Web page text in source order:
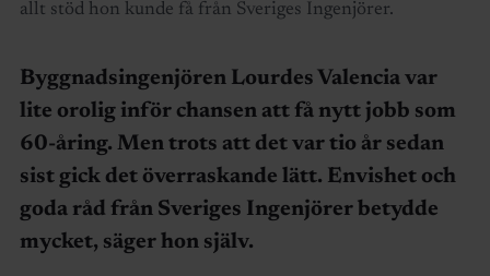
allt stöd hon kunde få från Sveriges Ingenjörer.
Byggnadsingenjören Lourdes Valencia var
lite orolig inför chansen att få nytt jobb som
60-åring. Men trots att det var tio år sedan
sist gick det överraskande lätt. Envishet och
goda råd från Sveriges Ingenjörer betydde
mycket, säger hon själv.